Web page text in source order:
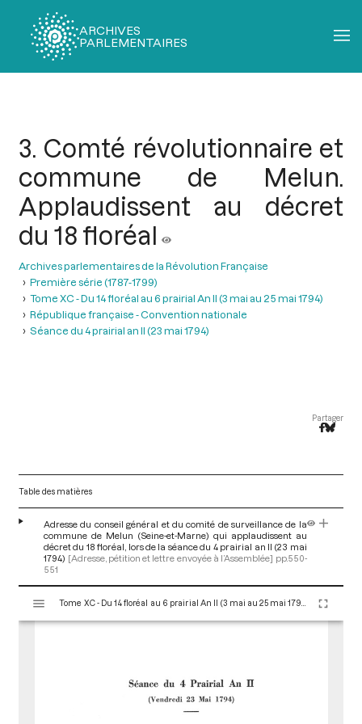
ARCHIVES
PARLEMENTAIRES
3. Comté révolutionnaire et
commune de Melun.
Applaudissent au décret
du 18 floréal
Archives parlementaires de la Révolution Française
Première série (1787-1799)
Tome XC - Du 14 floréal au 6 prairial An II (3 mai au 25 mai 1794)
République française - Convention nationale
Séance du 4 prairial an II (23 mai 1794)
Partager
Table des matières
Adresse du conseil général et du comité de surveillance de la
commune de Melun (Seine-et-Marne) qui applaudissent au
décret du 18 floréal, lors de la séance du 4 prairial an II (23 mai
1794) [Adresse, pétition et lettre envoyée à l’Assemblée] pp.550-
551
s